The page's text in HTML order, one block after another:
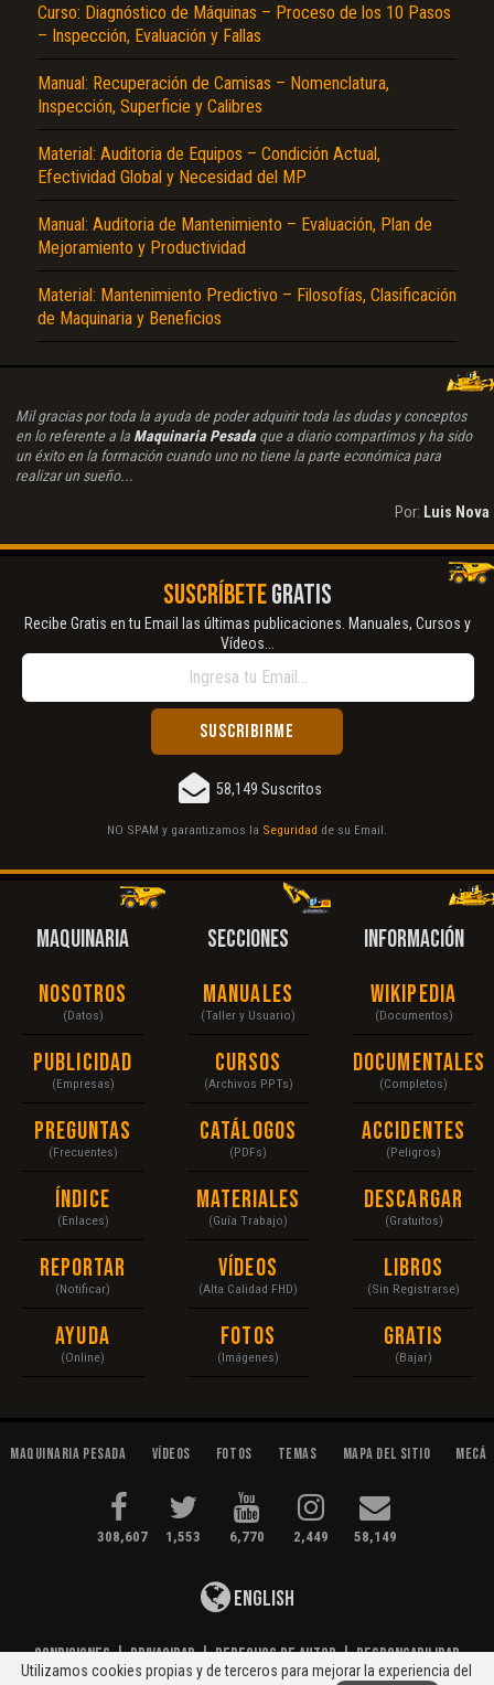
Curso: Diagnóstico de Máquinas – Proceso de los 10 Pasos
– Inspección, Evaluación y Fallas
Manual: Recuperación de Camisas – Nomenclatura,
Inspección, Superficie y Calibres
Material: Auditoria de Equipos – Condición Actual,
Efectividad Global y Necesidad del MP
Manual: Auditoria de Mantenimiento – Evaluación, Plan de
Mejoramiento y Productividad
Material: Mantenimiento Predictivo – Filosofías, Clasificación
de Maquinaria y Beneficios
Mil gracias por toda la ayuda de poder adquirir toda las dudas y conceptos
en lo referente a la Maquinaria Pesadaque a diario compartimos y ha sido
un éxito en la formación cuando uno no tiene la parte económica para
realizar un sueño...
Por: Luis Nova
SUSCRÍBETEGRATIS
Recibe Gratis en tu Email las últimas publicaciones. Manuales, Cursos y
Vídeos...
58,149 Suscritos
NO SPAM y garantizamos la Seguridad de su Email.
MAQUINARIA
Nosotros
(Datos)
Publicidad
(Empresas)
Preguntas
(Frecuentes)
Índice
(Enlaces)
Reportar
(Notificar)
Ayuda
(Online)
SECCIONES
Manuales
(Taller y Usuario)
Cursos
(Archivos PPTs)
Catálogos
(PDFs)
Materiales
(Guía Trabajo)
Vídeos
(Alta Calidad FHD)
Fotos
(Imágenes)
INFORMACIÓN
Wikipedia
(Documentos)
Documentales
(Completos)
Accidentes
(Peligros)
Descargar
(Gratuitos)
Libros
(Sin Registrarse)
Gratis
(Bajar)
Maquinaria Pesada Vídeos Fotos Temas Mapa del Sitio
308,607 1,553 6,770 2,449 58,149
English
Condiciones|Privacidad|Derechos de Autor|Responsabilidad
Utilizamos cookies propias y de terceros para mejorar la experiencia del